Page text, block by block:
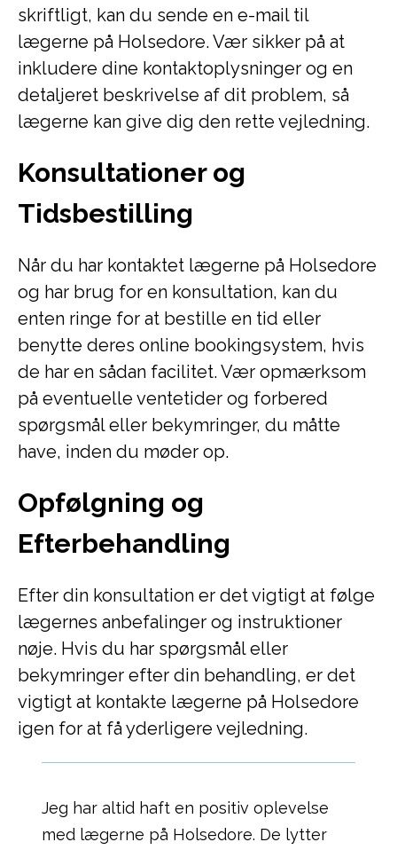
skriftligt, kan du sende en e-mail til
lægerne på Holsedore. Vær sikker på at
inkludere dine kontaktoplysninger og en
detaljeret beskrivelse af dit problem, så
lægerne kan give dig den rette vejledning.
Konsultationer og
Tidsbestilling
Når du har kontaktet lægerne på Holsedore
og har brug for en konsultation, kan du
enten ringe for at bestille en tid eller
benytte deres online bookingsystem, hvis
de har en sådan facilitet. Vær opmærksom
på eventuelle ventetider og forbered
spørgsmål eller bekymringer, du måtte
have, inden du møder op.
Opfølgning og
Efterbehandling
Efter din konsultation er det vigtigt at følge
lægernes anbefalinger og instruktioner
nøje. Hvis du har spørgsmål eller
bekymringer efter din behandling, er det
vigtigt at kontakte lægerne på Holsedore
igen for at få yderligere vejledning.
Jeg har altid haft en positiv oplevelse
med lægerne på Holsedore. De lytter